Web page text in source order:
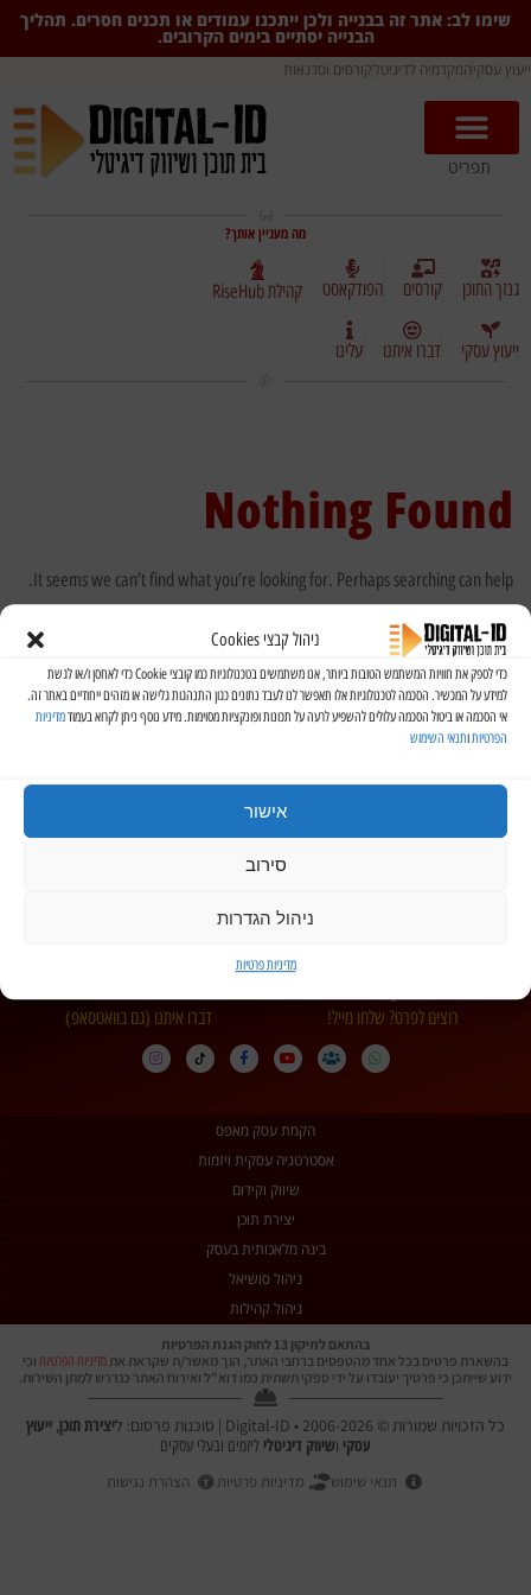
ניהול קבצי Cookies
כדי לספק את חוויות המשתמש הטובות ביותר, אנו משתמשים בטכנולוגיות כמו קובצי Cookie כדי לאחסן ו/או לגשת
למידע על המכשיר. הסכמה לטכנולוגיות אלו תאפשר לנו לעבד נתונים כגון התנהגות גלישה או מזהים ייחודיים באתר זה.
אי הסכמה או ביטול הסכמה עלולים להשפיע לרעה על תכונות ופונקציות מסוימות. מידע נוסף ניתן לקרוא בעמודמדיניות
הפרטיותותנאי השימוש
אישור
סירוב
ניהול הגדרות
מדיניות פרטיות
שימו לב: אתר זה בבנייה ולכן ייתכנו עמודים או תכנים חסרים. תהליך
הבנייה יסתיים בימים הקרובים.
ייעוץ עסקיהמקדמיה לדיגיטלקורסים וסדנאות
תפריט
מה מעניין אותך?
גנזך התוכן קורסים הפודקאסט קהילת RiseHub
ייעוץ עסקי דברו איתנו עלינו
Nothing Found
It seems we can’t find what you’re looking for. Perhaps searching can help.
רוצים לפרט? שלחו מייל!
דברו איתנו (גם בוואטסאפ)
הקמת עסק מאפס
אסטרטגיה עסקית ויזמות
שיווק וקידום
יצירת תוכן
בינה מלאכותית בעסק
ניהול סושיאל
ניהול קהילות
בהתאם לתיקון 13 לחוק הגנת הפרטיות
בהשארת פרטים בכל אחד מהטפסים ברחבי האתר, הנך מאשר/ת שקראת את מדיניות הפרטיות וכי
ידוע שייתכן כי פרטיך יעובדו על ידי ספקי תשתית כמו דוא"ל ואירוח האתר כנדרש למתן השירות.
כל הזכויות שמורות © 2006-2026 • Digital-ID | סוכנות פרסום: ל יצירת תוכן, ייעוץ
עסקי ושיווק דיגיטלי ליזמים ובעלי עסקים
תנאי שימוש
מדיניות פרטיות הצהרת נגישות